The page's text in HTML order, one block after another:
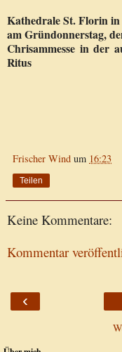
Kathedrale St. Florin
am Gründonnerstag,
Chrisammesse in der
Ritus
Frischer Wind um 16:23
Teilen
Keine Kommentare:
Kommentar
‹